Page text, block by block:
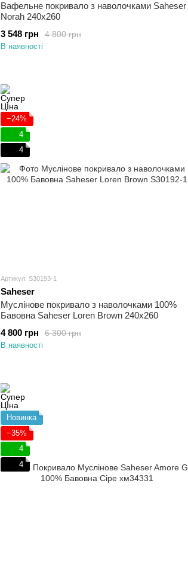
Вафельне покривало з наволочками Saheser
Norah 240х260
4 800 грн
3 548 грн
В наявності
−24%
4
4
Артикул: S30193-1
Saheser
Муслінове покривало з наволочками 100%
Бавовна Saheser Loren Brown 240х260
6 300 грн
4 800 грн
В наявності
Новинка
−35%
4
4